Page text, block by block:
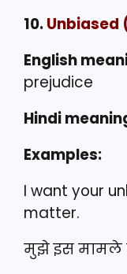
10.Unbiased
English
prejudice
Hindi
Examples:
I want your
matter.
मुझे इस मामले